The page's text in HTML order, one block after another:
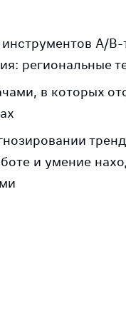
A/
региональные
в которых
и умение